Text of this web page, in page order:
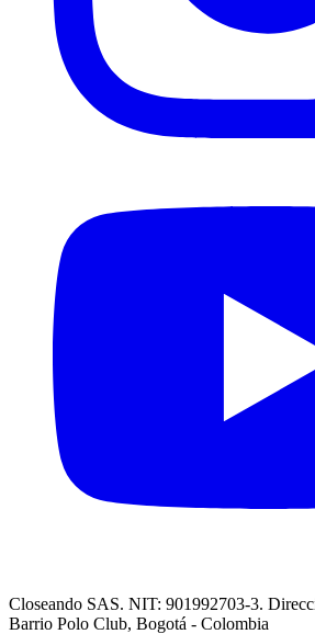
Closeando SAS. NIT: 901992703-3.
Barrio Polo Club, Bogotá - Colombia